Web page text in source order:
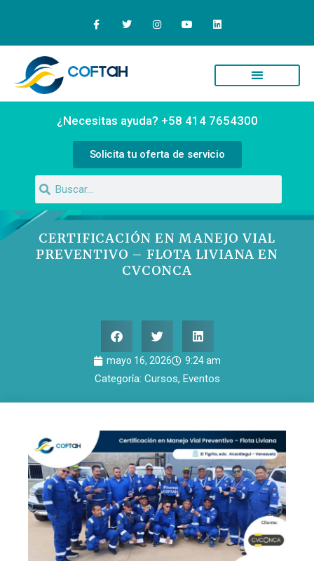
¿Necesitas ayuda? +58 414 7654300
Solicita tu oferta de servicio
CERTIFICACIÓN EN MANEJO VIAL
PREVENTIVO – FLOTA LIVIANA EN
CVCONCA
mayo 16, 2026 9:24 am
Categoría: Cursos, Eventos